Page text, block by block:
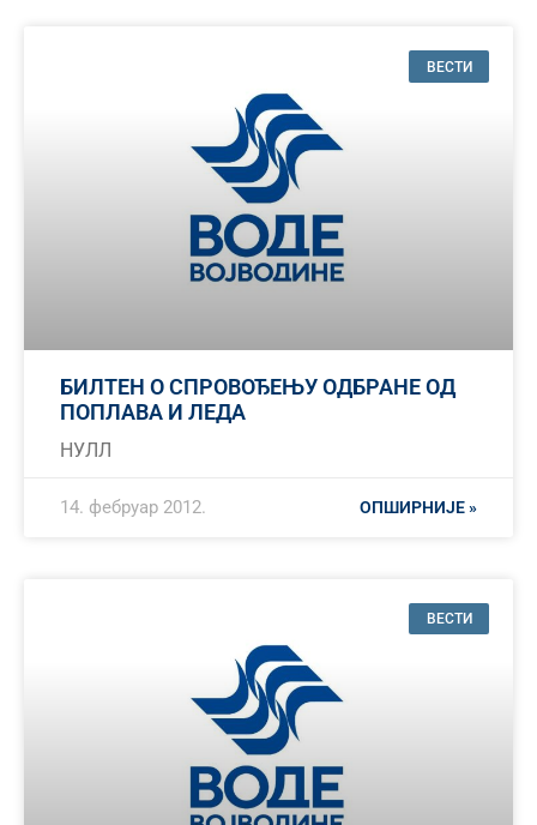
ВЕСТИ
БИЛТЕН О СПРОВОЂЕЊУ ОДБРАНЕ ОД
ПОПЛАВА И ЛЕДА
НУЛЛ
ОПШИРНИЈЕ »
14. фебруар 2012.
ВЕСТИ